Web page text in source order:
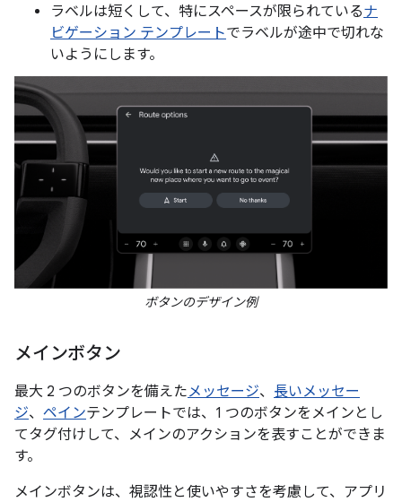
ラベルは短くして、特にスペースが限られているナ
ビゲーション テンプレートでラベルが途中で切れな
いようにします。
ボタンのデザイン例
メインボタン
最大 2 つのボタンを備えたメッセージ、 長いメッセー
ジ、 ペインテンプレートでは、1 つのボタンをメインとし
てタグ付けして、メインのアクションを表すことができま
す。
メインボタンは、視認性と使いやすさを考慮して、アプリ